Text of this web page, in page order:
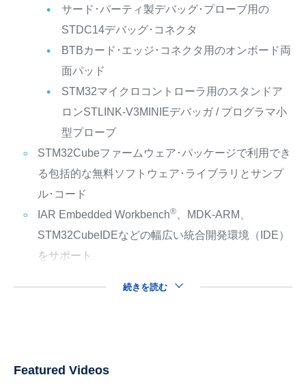
サード･パーティ製デバッグ･プローブ用の
STDC14デバッグ･コネクタ
BTBカード･エッジ･コネクタ用のオンボード両
面パッド
STM32マイクロコントローラ用のスタンドア
ロンSTLINK-V3MINIEデバッガ / プログラマ小
型プローブ
STM32Cubeファームウェア･パッケージで利用でき
る包括的な無料ソフトウェア･ライブラリとサンプ
ル･コード
IAR Embedded Workbench®、MDK-ARM、
STM32CubeIDEなどの幅広い統合開発環境（IDE）
をサポート
続きを読む
Featured Videos